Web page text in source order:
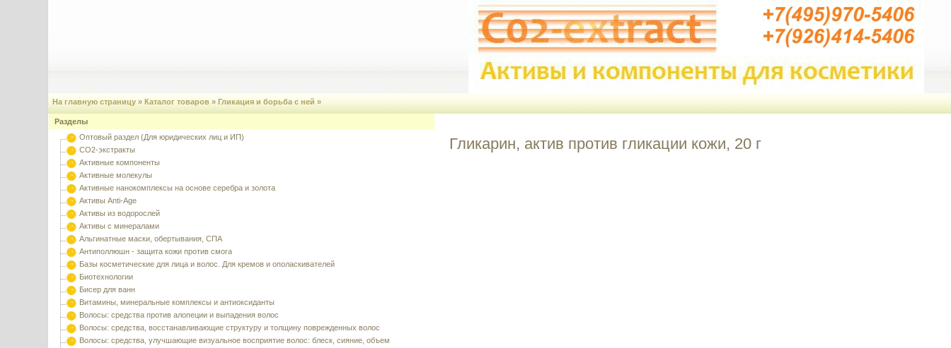
На главную страницу »Каталог товаров »Гликация и борьба с ней »
Разделы
Оптовый раздел (Для юридических лиц и ИП)
CO2-экстракты
Активные компоненты
Активные молекулы
Активные нанокомплексы на основе серебра и золота
Активы Anti-Age
Активы из водорослей
Активы с минералами
Альгинатные маски, обертывания, СПА
Антиполлюшн - защита кожи против смога
Базы косметические для лица и волос. Для кремов и ополаскивателей
Биотехнологии
Бисер для ванн
Витамины, минеральные комплексы и антиоксиданты
Волосы: средства против алопеции и выпадения волос
Волосы: средства, восстанавливающие структуру и толщину поврежденных волос
Волосы: средства, улучшающие визуальное восприятие волос: блеск, сияние, объем
Гликарин, актив против гликации кожи, 20 г